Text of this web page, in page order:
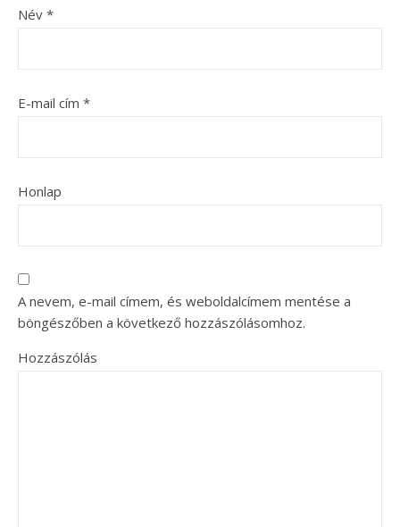
Név *
E-mail cím *
Honlap
A nevem, e-mail címem, és weboldalcímem mentése a
böngészőben a következő hozzászólásomhoz.
Hozzászólás